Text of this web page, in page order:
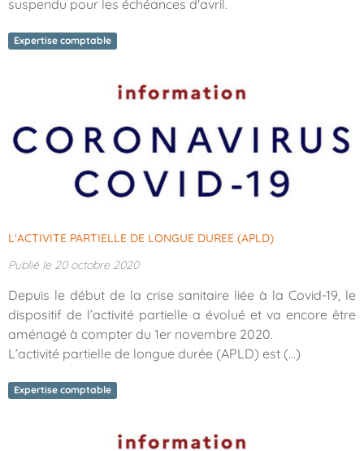
suspendu pour les échéances d'avril.
Expertise comptable
L'ACTIVITE PARTIELLE DE LONGUE DUREE (APLD)
Publié le 20 octobre 2020
Depuis le début de la crise sanitaire liée à la Covid-19, le
dispositif de l’activité partielle a évolué et va encore être
aménagé à compter du 1er novembre 2020.
L’activité partielle de longue durée (APLD) est (...)
Expertise comptable